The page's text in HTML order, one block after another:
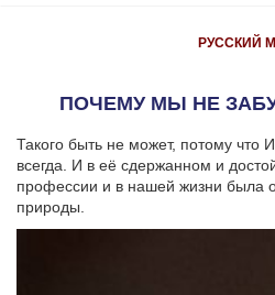
РУССКИЙ
ПОЧЕМУ МЫ НЕ
Такого быть не может, потому что
всегда. И в её сдержанном и
профессии и в нашей жизни была
природы.